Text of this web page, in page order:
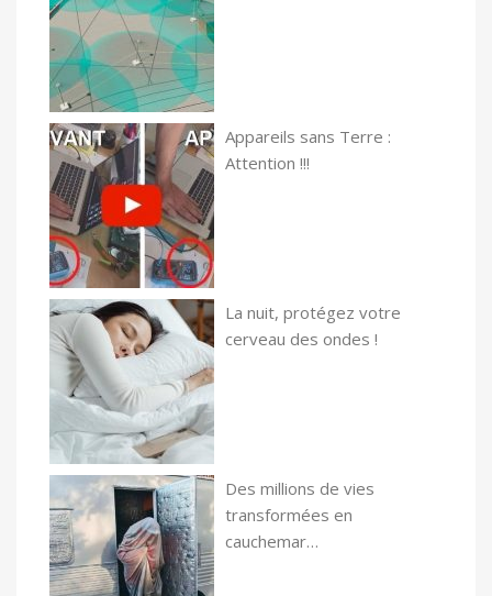
Appareils sans Terre :
Attention !!!
La nuit, protégez votre
cerveau des ondes !
Des millions de vies
transformées en
cauchemar…